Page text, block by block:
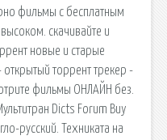
фильмы с бесплатным
скачивайте и
новые и старые
открытый торрент трекер -
фильмы ОНЛАЙН без.
Dicts Forum Buy
русский. Техниката на